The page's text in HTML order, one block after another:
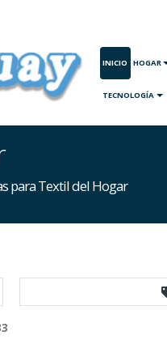
INICIO HOGAR
TECNOLOGÍA
para Textil del Hogar